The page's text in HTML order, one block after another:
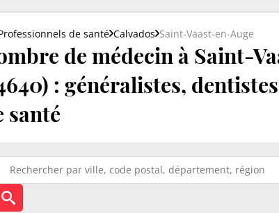
de santé Calvados Saint-Vaast-en-Auge
de médecin à Saint-
: généralistes,
santé